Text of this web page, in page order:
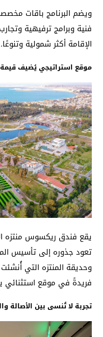
ويضم البرنامج باقات
فنية وبرامج ترفيهية
الإقامة أكثر شمولية وتنوعًا.
موقع استراتيجي يُضيف قيمة
يقع فندق ريكسوس منتزه
فريدةً في موقع استثنائي
تجربة لا تُنسى بين الأصالة